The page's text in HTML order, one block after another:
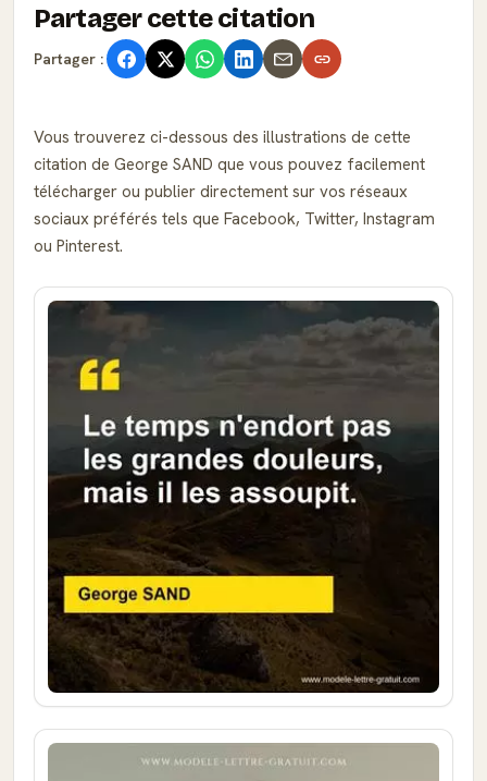
Partager cette citation
Partager :
Vous trouverez ci-dessous des illustrations de cette
citation de George SAND que vous pouvez facilement
télécharger ou publier directement sur vos réseaux
sociaux préférés tels que Facebook, Twitter, Instagram
ou Pinterest.